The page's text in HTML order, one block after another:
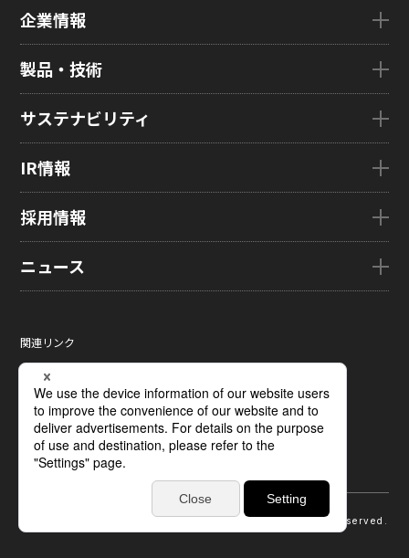
企業情報
ごあいさつ
企業理念
グローバル子会社
製品・技術
eLEAP
HMO
Rælclear
医療・産業・デジタルカメラ用ディスプレイ
液晶メタサーフェス反射板
X線センサー
指紋センサー
圧力分布センサー
光学式薄型イメージセンサー
ディスプレイの基礎
受託加工および研究開発サポート
サステナビリティ
トップメッセージ
環境
ガバナンス
サステナビリティ資料室
IR情報
経営方針
株式・株主情報
IRカレンダー
電子公告
採用情報
新卒採用情報
人財像/人財マネジメント基本方針
会社の人財育成/若手人財育成体系
ひとめでわかるJDI
採用に関するよくあるご質問
ニュース
メディア掲載
タグ一覧
関連リンク
サイトマップ
サイトのご利用条件
個人情報保護方針
ソーシャルメディアポリシー
© 2026 Japan Display Inc. All Rights Reserved.